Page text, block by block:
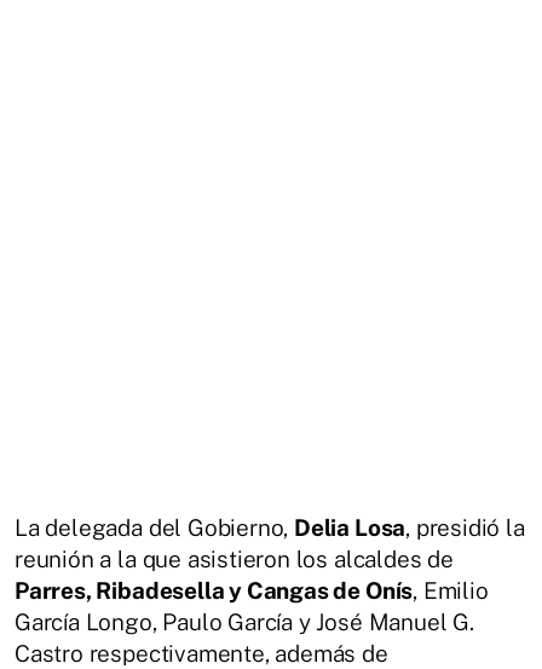
La delegada del Gobierno, Delia Losa, presidió la
reunión a la que asistieron los alcaldes de
Parres, Ribadesella y Cangas de Onís, Emilio
García Longo, Paulo García y José Manuel G.
Castro respectivamente, además de